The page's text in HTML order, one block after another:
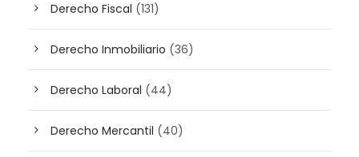
Derecho Fiscal (131)
Derecho Inmobiliario (36)
Derecho Laboral (44)
Derecho Mercantil (40)